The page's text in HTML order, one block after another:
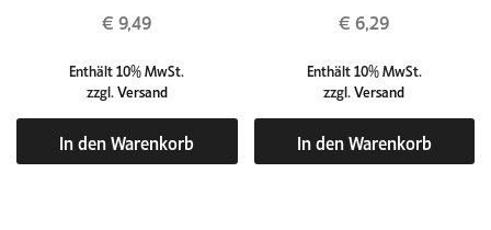
€ 9,49
Enthält 10% MwSt.
zzgl.Versand
In den Warenkorb
€ 6,29
Enthält 10% MwSt.
zzgl.Versand
In den Warenkorb